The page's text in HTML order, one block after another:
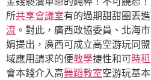
所共享會議室有的過期甜甜圈丟
流 。對此，廣西政協委員、北海
娟提出，廣西可成立高空游玩同
域應用請求的便教學捷性和可時
會本錢介入高舞蹈教室空游玩基